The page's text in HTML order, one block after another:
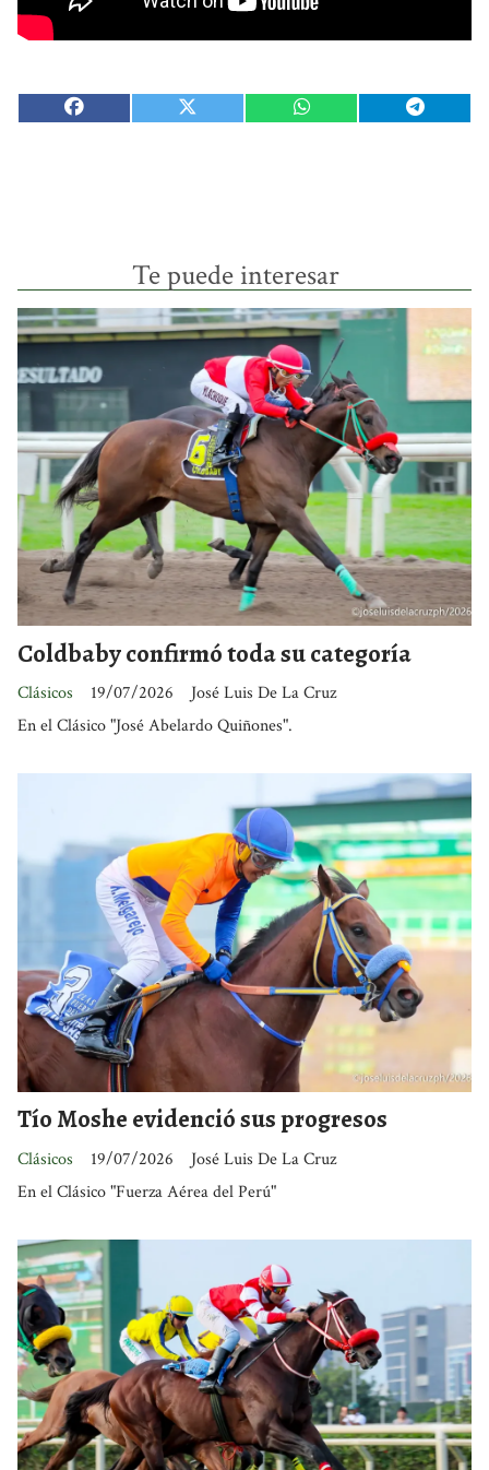
Te puede interesar
Coldbaby confirmó toda su categoría
José Luis De La Cruz
Clásicos
19/07/2026
En el Clásico "José Abelardo Quiñones".
Tío Moshe evidenció sus progresos
José Luis De La Cruz
Clásicos
19/07/2026
En el Clásico "Fuerza Aérea del Perú"